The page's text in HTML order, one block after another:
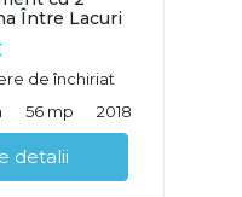
Între Lacuri
de închiriat
56 mp 2018
detalii